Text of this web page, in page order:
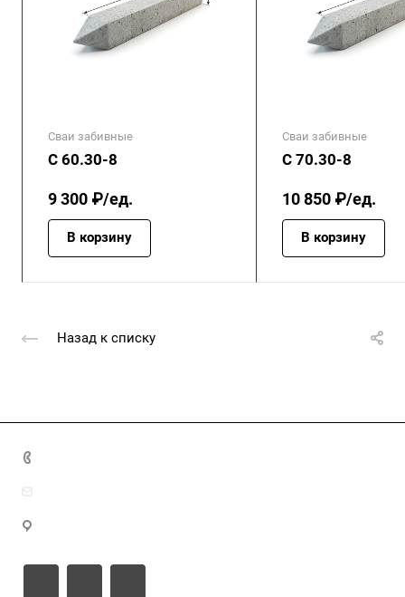
Сваи забивные
С 60.30-8
9 300 ₽/ед.
В корзину
Сваи забивные
С 70.30-8
10 850 ₽/ед.
В корзину
Назад к списку